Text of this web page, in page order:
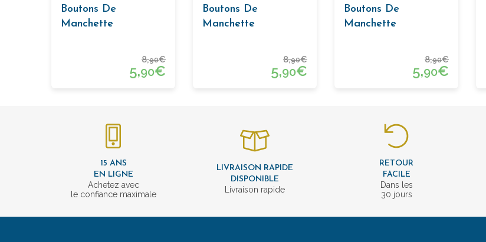
Boutons De
Manchette
8,90€
5,90€
Boutons De
Manchette
8,90€
5,90€
Boutons De
Manchette
8,90€
5,90€
15 ANS
EN LIGNE
Achetez avec
le confiance maximale
LIVRAISON RAPIDE
DISPONIBLE
Livraison rapide
RETOUR
FACILE
Dans les
30 jours